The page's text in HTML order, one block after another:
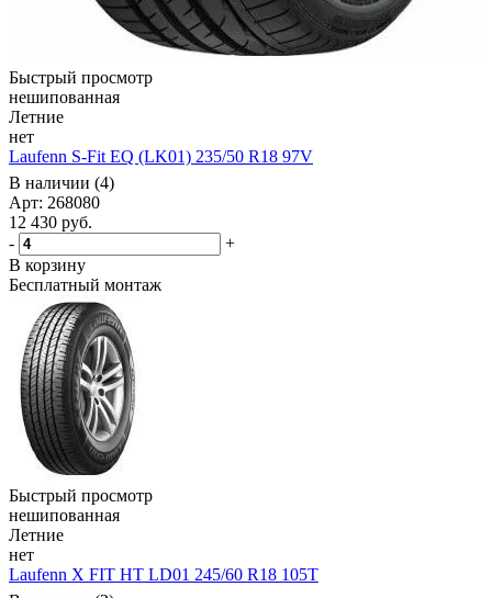
Быстрый просмотр
нешипованная
Летние
нет
Laufenn S-Fit EQ (LK01) 235/50 R18 97V
В наличии (4)
Арт: 268080
12 430 руб.
-
+
В корзину
Бесплатный монтаж
Быстрый просмотр
нешипованная
Летние
нет
Laufenn X FIT HT LD01 245/60 R18 105T